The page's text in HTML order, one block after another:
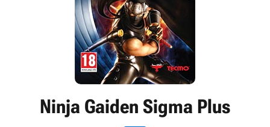
Ninja Gaiden Sigma Plus